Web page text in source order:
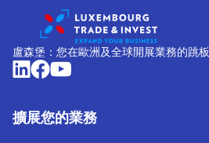
盧森堡：您在歐洲及全球開展業務的跳板
擴展您的業務